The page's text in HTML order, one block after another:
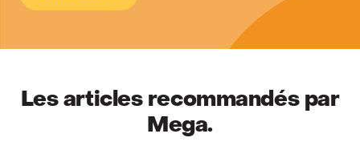
Les articles recommandés par
Mega.